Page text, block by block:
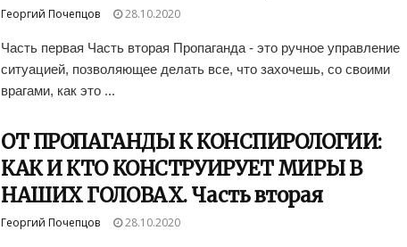
Георгий Почепцов 28.10.2020
Часть первая Часть вторая Пропаганда - это ручное управление
ситуацией, позволяющее делать все, что захочешь, со своими
врагами, как это ...
ОТ ПРОПАГАНДЫ К КОНСПИРОЛОГИИ:
КАК И КТО КОНСТРУИРУЕТ МИРЫ В
НАШИХ ГОЛОВАХ. Часть вторая
Георгий Почепцов 28.10.2020